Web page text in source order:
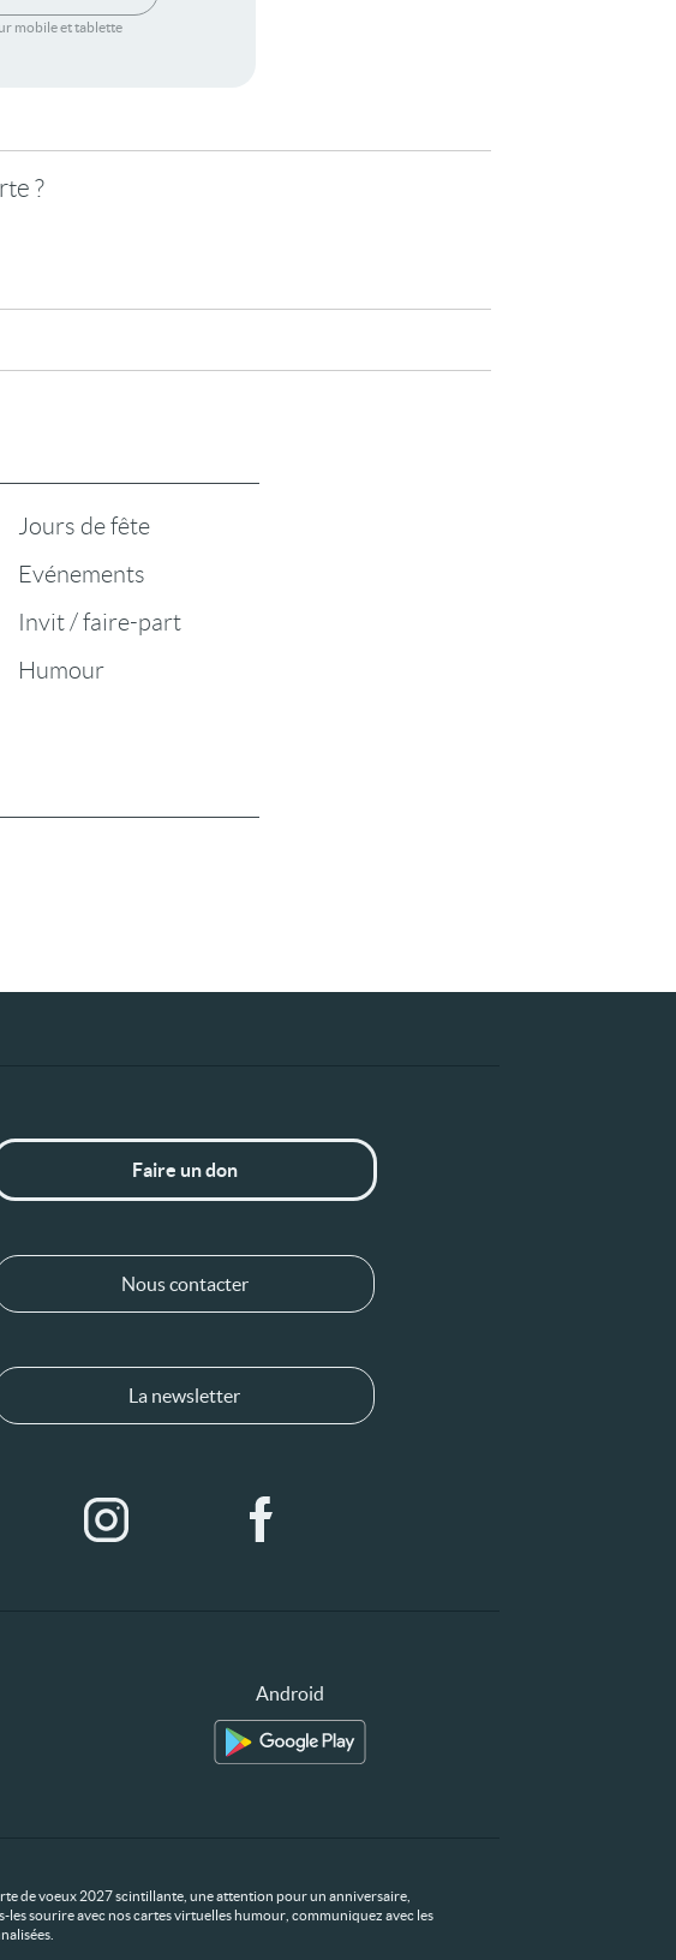
mobile et tablette
?
Jours de fête
Evénements
Invit / faire-part
Humour
Faire un don
Nous contacter
La newsletter
Android
de voeux 2027 scintillante, une attention pour un anniversaire,
sourire avec nos cartes virtuelles humour, communiquez avec les